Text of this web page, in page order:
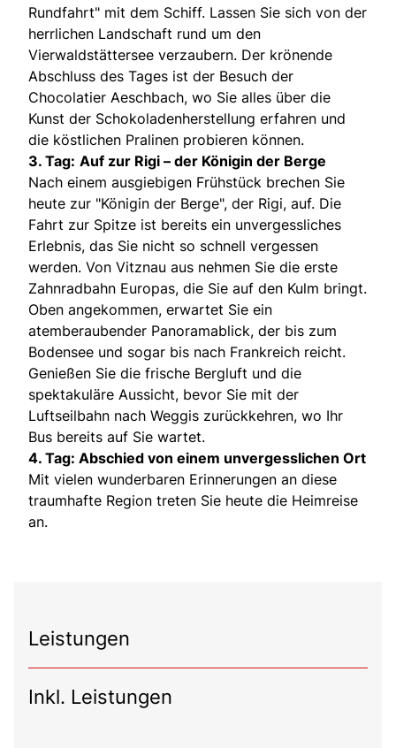
Rundfahrt" mit dem Schiff. Lassen Sie sich von der
herrlichen Landschaft rund um den
Vierwaldstättersee verzaubern. Der krönende
Abschluss des Tages ist der Besuch der
Chocolatier Aeschbach, wo Sie alles über die
Kunst der Schokoladenherstellung erfahren und
die köstlichen Pralinen probieren können.
3. Tag: Auf zur Rigi – der Königin der Berge
Nach einem ausgiebigen Frühstück brechen Sie
heute zur "Königin der Berge", der Rigi, auf. Die
Fahrt zur Spitze ist bereits ein unvergessliches
Erlebnis, das Sie nicht so schnell vergessen
werden. Von Vitznau aus nehmen Sie die erste
Zahnradbahn Europas, die Sie auf den Kulm bringt.
Oben angekommen, erwartet Sie ein
atemberaubender Panoramablick, der bis zum
Bodensee und sogar bis nach Frankreich reicht.
Genießen Sie die frische Bergluft und die
spektakuläre Aussicht, bevor Sie mit der
Luftseilbahn nach Weggis zurückkehren, wo Ihr
Bus bereits auf Sie wartet.
4. Tag: Abschied von einem unvergesslichen Ort
Mit vielen wunderbaren Erinnerungen an diese
traumhafte Region treten Sie heute die Heimreise
an.
Leistungen
Inkl. Leistungen